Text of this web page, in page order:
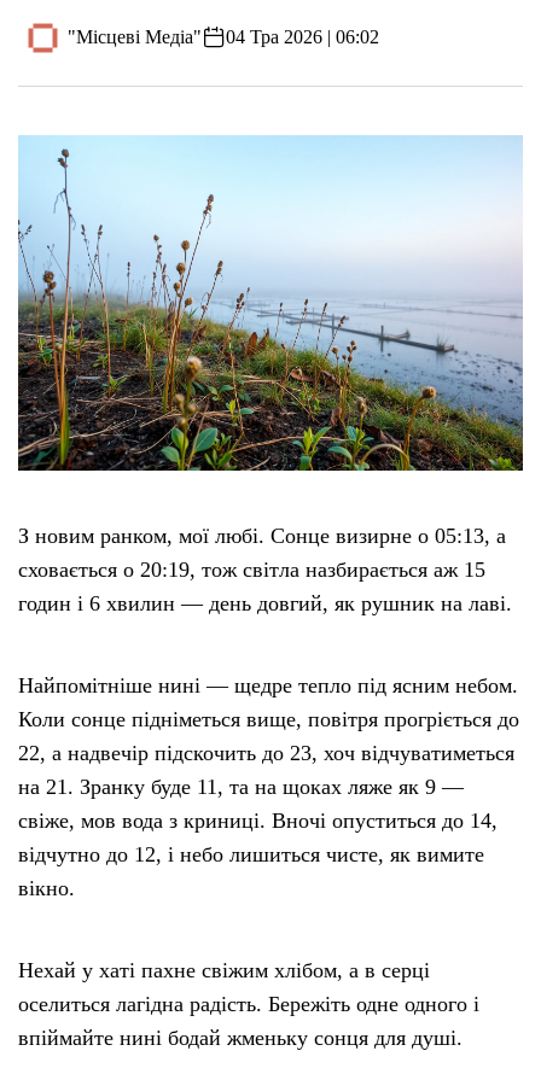
"Місцеві Медіа" 04 Тра 2026 | 06:02
З новим ранком, мої любі. Сонце визирне о 05:13, а
сховається о 20:19, тож світла назбирається аж 15
годин і 6 хвилин — день довгий, як рушник на лаві.
Найпомітніше нині — щедре тепло під ясним небом.
Коли сонце підніметься вище, повітря прогріється до
22, а надвечір підскочить до 23, хоч відчуватиметься
на 21. Зранку буде 11, та на щоках ляже як 9 —
свіже, мов вода з криниці. Вночі опуститься до 14,
відчутно до 12, і небо лишиться чисте, як вимите
вікно.
Нехай у хаті пахне свіжим хлібом, а в серці
оселиться лагідна радість. Бережіть одне одного і
впіймайте нині бодай жменьку сонця для душі.